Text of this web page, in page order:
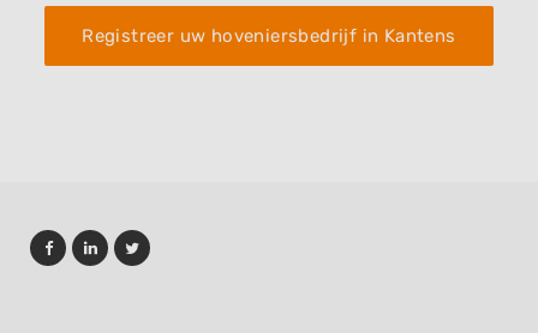
Registreer uw hoveniersbedrijf in Kantens